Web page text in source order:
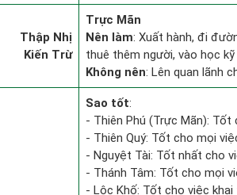
Thập Nhị
Kiến Trừ
Trực Mãn
Nên làm: Xuất hành, đi
thuê thêm người, vào học
Không nên: Lên quan lãnh
Sao tốt:
- Thiên Phú (Trực Mãn): Tốt
- Thiên Quý: Tốt cho mọi
- Nguyệt Tài: Tốt nhất cho
- Thánh Tâm: Tốt cho mọi
- Lộc Khố: Tốt cho việc khai